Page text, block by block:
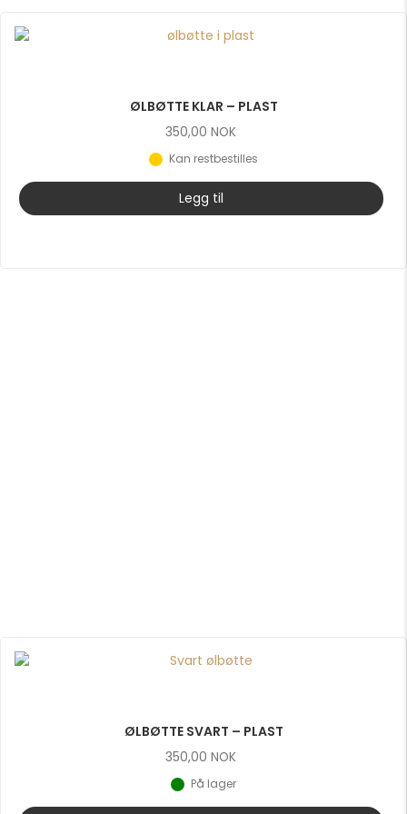
ØLBØTTE KLAR – PLAST
350,00 NOK
Kan restbestilles
Legg til
ØLBØTTE SVART – PLAST
350,00 NOK
På lager